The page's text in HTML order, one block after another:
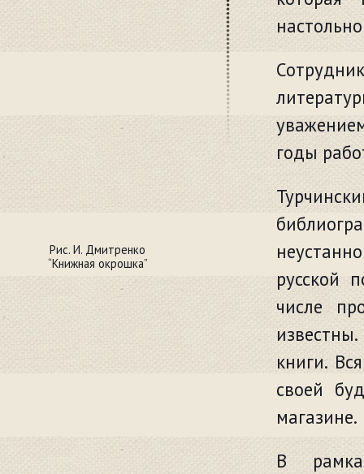
годы
русской
числе
книги.
своей
магазине.
В
Рис. И. Дмитренко
“Книжная окрошка”